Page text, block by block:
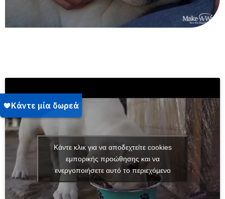
Κάντε κλικ για να αποδεχτείτε cookies
εμπορικής προώθησης και να
ενεργοποιήσετε αυτό το περιεχόμενο